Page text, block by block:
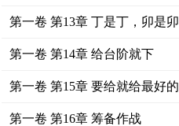
第一卷 第13章 丁是丁，卯是卯
第一卷 第14章 给台阶就下
第一卷 第15章 要给就给最好的
第一卷 第16章 筹备作战